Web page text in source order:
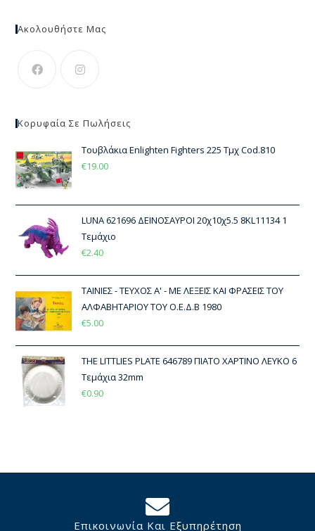
Ακολουθήστε Μας
Κορυφαία Σε Πωλήσεις
Τουβλάκια Enlighten Fighters 225 Τμχ Cod.810
€19.00
LUNA 621696 ΔΕΙΝΟΣΑΥΡΟΙ 20χ10χ5.5 8KL11134 1
Τεμάχιο
€2.40
ΤΑΙΝΙΕΣ - ΤΕΥΧΟΣ Α' - ΜΕ ΛΕΞΕΙΣ ΚΑΙ ΦΡΑΣΕΙΣ ΤΟΥ
ΑΛΦΑΒΗΤΑΡΙΟΥ ΤΟΥ Ο.Ε.Δ.Β 1980
€5.00
THE LITTLIES PLATE 646789 ΠΙΑΤΟ ΧΑΡΤΙΝΟ ΛΕΥΚΟ 6
Τεμάχια 32mm
€0.90
Επικοινωνία Και Εξυπηρέτηση